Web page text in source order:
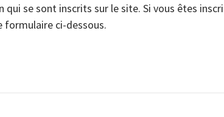
se sont inscrits sur le site. Si vous êtes
formulaire ci-dessous.